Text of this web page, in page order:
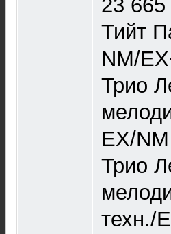
23
Тийт
NM/
Трио
EX/
Трио
техн./